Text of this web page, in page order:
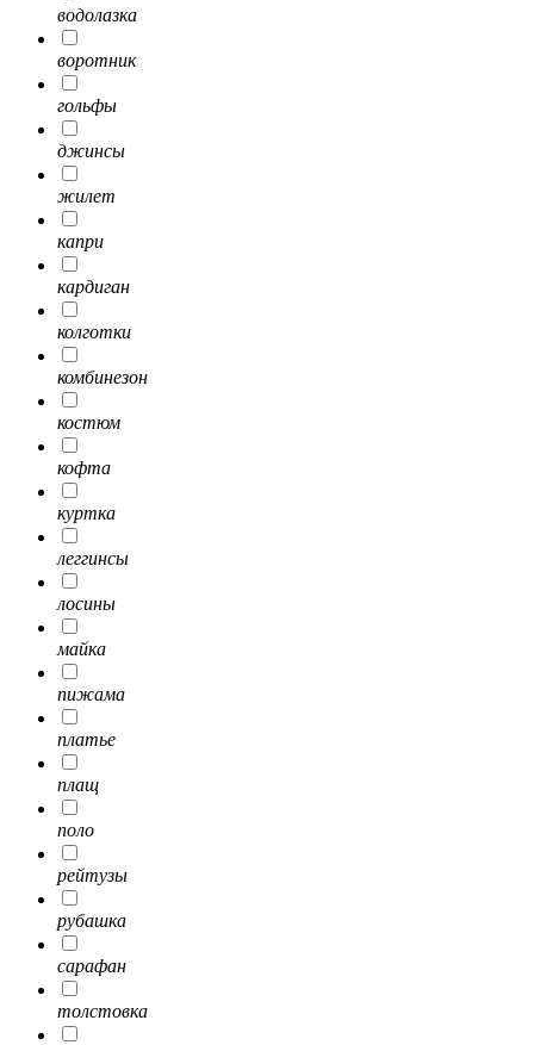
водолазка
воротник
гольфы
джинсы
жилет
капри
кардиган
колготки
комбинезон
костюм
кофта
куртка
леггинсы
лосины
майка
пижама
платье
плащ
поло
рейтузы
рубашка
сарафан
толстовка